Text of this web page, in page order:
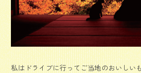
私はドライブに行ってご当地のおいしい